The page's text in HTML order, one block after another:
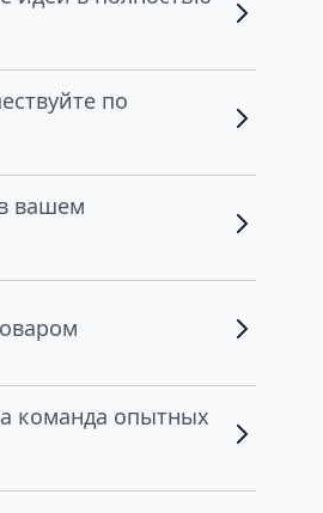
по
вашем
команда опытных